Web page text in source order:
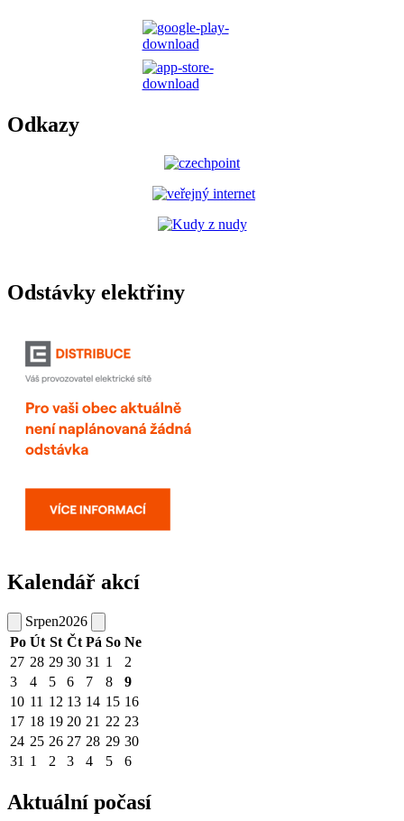
Odkazy
Odstávky elektřiny
Kalendář akcí
Srpen2026
Po Út St Čt Pá So Ne
27 28 29 30 31 1
2
3
4 5 6 7 8
9
10 11 12 13 14 15 16
17 18 19 20 21 22 23
24 25 26 27 28 29 30
31 1 2 3 4 5 6
Aktuální počasí